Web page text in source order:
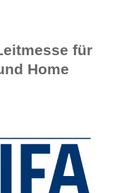
für
Home